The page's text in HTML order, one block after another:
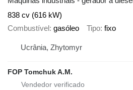
838 cv (616 kW)
Combustível gasóleo Tipo fixo
Ucrânia, Zhytomyr
FOP Tomchuk A.M.